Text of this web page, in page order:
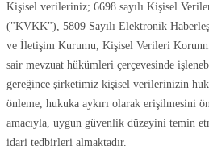
Kişisel verileriniz; 6698 sayılı Kişisel
("KVKK"), 5809 Sayılı Elektronik
ve İletişim Kurumu, Kişisel Verileri
sair mevzuat hükümleri çerçevesinde
gereğince şirketimiz kişisel verilerinizin
önleme, hukuka aykırı olarak erişilmesini
amacıyla, uygun güvenlik düzeyini temin
idari tedbirleri almaktadır.